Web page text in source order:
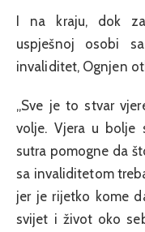
I na kraju, dok
uspješnoj osobi
invaliditet, Ognjen
„Sve je to stvar
volje. Vjera u bolje
sutra pomogne da
sa invaliditetom
jer je rijetko kome
svijet i život oko